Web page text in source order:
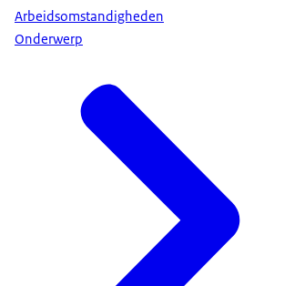
Arbeidsomstandigheden
Onderwerp